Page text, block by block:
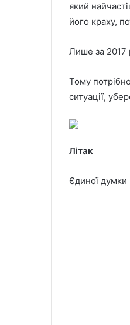
який
його краху,
Лише за 2017
Тому
ситуації,
Літак
Єдиної думки